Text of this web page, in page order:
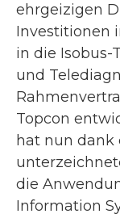
ehrgeizigen
Investitionen
in die Isobus-
und
Topcon
hat nun dank
die
Information